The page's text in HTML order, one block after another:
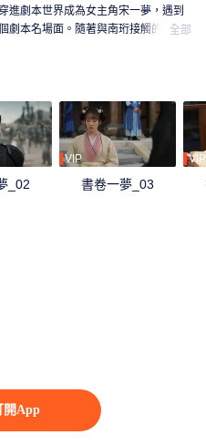
開App
進劇本世界成為女主角宋一夢，遇到
劇本名場面。隨著與南珩接觸的日益
全部
_02
VIP
書卷一夢_03
VIP